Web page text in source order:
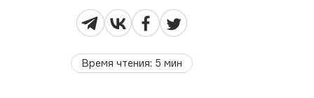
Время чтения: 5 мин